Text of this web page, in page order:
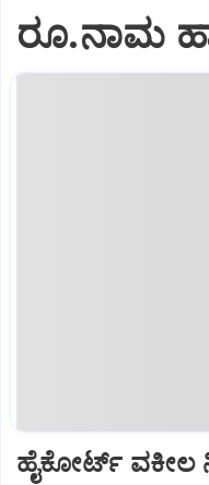
ರೂ.ನಾಮ
ಹೈಕೋರ್ಟ್‌ ವಕೀಲ